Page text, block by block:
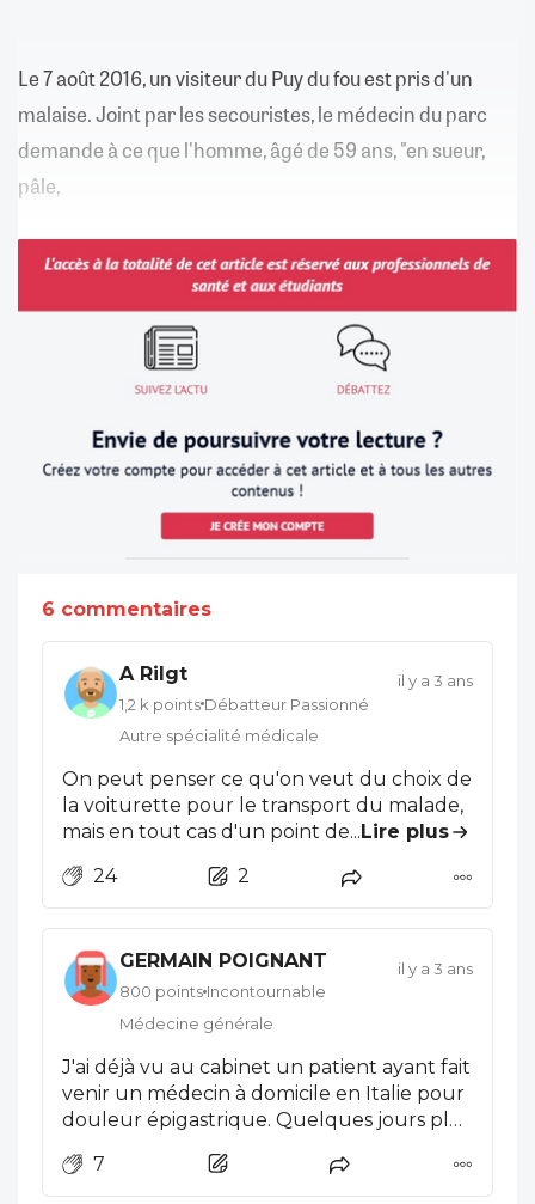
Le 7 août 2016, un visiteur du Puy du fou est pris d'un
malaise. Joint par les secouristes, le médecin du parc
demande à ce que l'homme, âgé de 59 ans, "en sueur,
pâle,
6 commentaires
A Rilgt
1,2 k points Débatteur Passionné
Autre spécialité médicale
il y a 3 ans
On peut penser ce qu'on veut du choix de
la voiturette pour le transport du malade,
mais en tout cas d'un point de vue de
surtout le mérite de rappeler en creux si
besoin qu'il n'y a qu'obligation de moyen
médecine, et que la non-assistance à
personne en danger ne peut pas être
mobilisée à tort et à travers pour accuser
... Lire plus
24
2
GERMAIN POIGNANT
800 points Incontournable
Médecine générale
il y a 3 ans
J'ai déjà vu au cabinet un patient ayant fait
venir un médecin à domicile en Italie pour
douleur épigastrique. Quelques jours plus
inférieur ! Se déplacer près du patient
pour lui éviter quelques pas semble
7